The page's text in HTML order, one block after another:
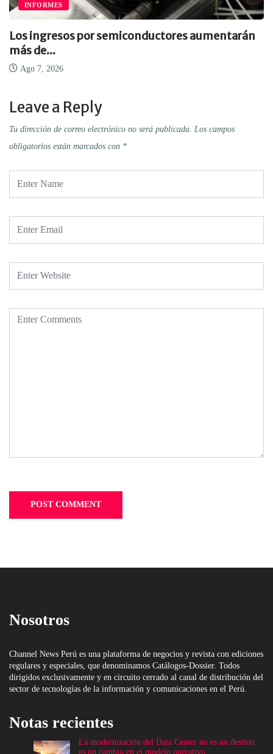
INFORMES
Los ingresos por semiconductores aumentarán
más de...
Ago 7, 2026
Leave a Reply
Tu dirección de correo electrónico no será publicada. Los campos
obligatorios están marcados con *
Nosotros
Channel News Perú es una plataforma de negocios y revista con ediciones
regulares y especiales, que denominamos Catálogos-Dossier. Todos
dirigidos exclusivamente y en circuito cerrado al canal de distribución del
sector de tecnologías de la información y comunicaciones en el Perú.
Notas recientes
La modernización del Data Center no es un destino,
es un cambio en el modelo operativo